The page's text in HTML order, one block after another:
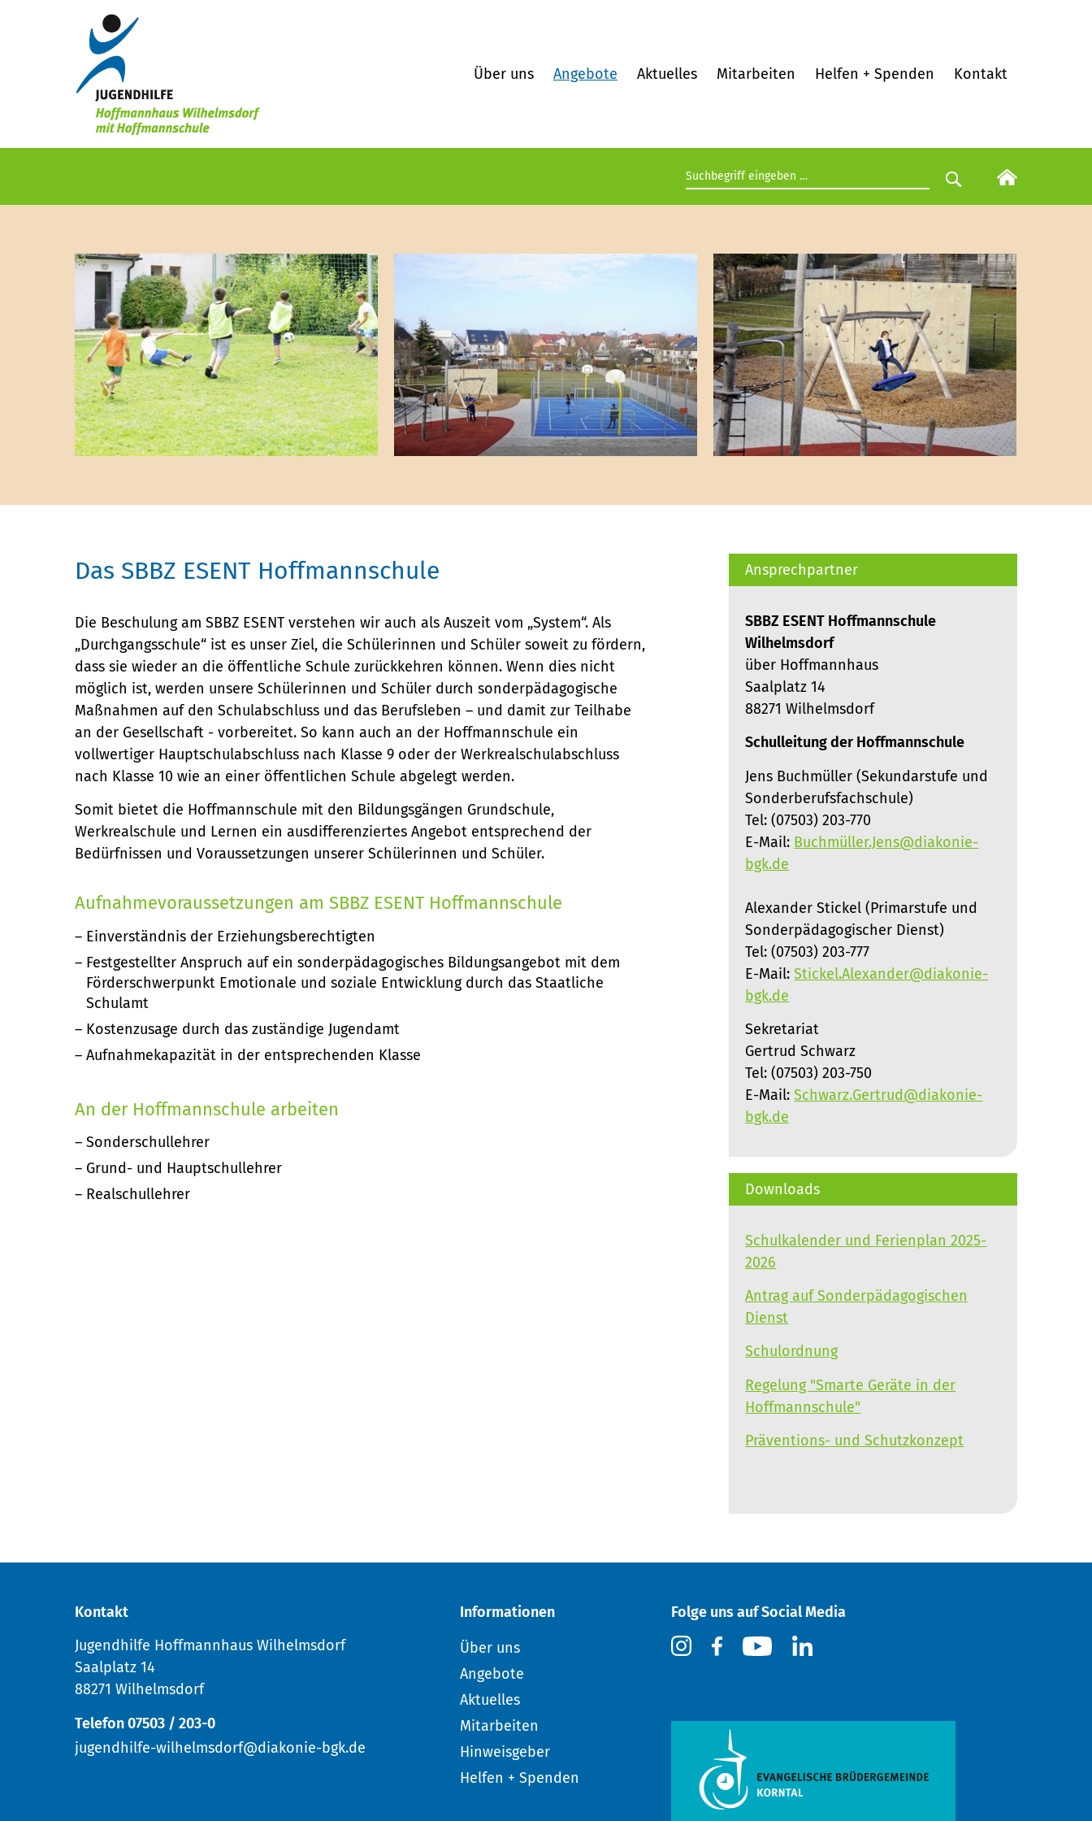
Über uns Angebote Aktuelles Mitarbeiten Helfen + Spenden Kontakt
Suchbegriff eingeben
Suche starten
Das SBBZ ESENT Hoffmannschule
Die Beschulung am SBBZ ESENT verstehen wir auch als Auszeit vom „System“. Als
„Durchgangsschule“ ist es unser Ziel, die Schülerinnen und Schüler soweit zu fördern,
dass sie wieder an die öffentliche Schule zurückkehren können. Wenn dies nicht
möglich ist, werden unsere Schülerinnen und Schüler durch sonderpädagogische
Maßnahmen auf den Schulabschluss und das Berufsleben – und damit zur Teilhabe
an der Gesellschaft - vorbereitet. So kann auch an der Hoffmannschule ein
vollwertiger Hauptschulabschluss nach Klasse 9 oder der Werkrealschulabschluss
nach Klasse 10 wie an einer öffentlichen Schule abgelegt werden.
Somit bietet die Hoffmannschule mit den Bildungsgängen Grundschule,
Werkrealschule und Lernen ein ausdifferenziertes Angebot entsprechend der
Bedürfnissen und Voraussetzungen unserer Schülerinnen und Schüler.
Aufnahmevoraussetzungen am SBBZ ESENT Hoffmannschule
Einverständnis der Erziehungsberechtigten
Festgestellter Anspruch auf ein sonderpädagogisches Bildungsangebot mit dem
Förderschwerpunkt Emotionale und soziale Entwicklung durch das Staatliche
Schulamt
Kostenzusage durch das zuständige Jugendamt
Aufnahmekapazität in der entsprechenden Klasse
An der Hoffmannschule arbeiten
Sonderschullehrer
Grund- und Hauptschullehrer
Realschullehrer
Ansprechpartner
SBBZ ESENT Hoffmannschule
Wilhelmsdorf
über Hoffmannhaus
Saalplatz 14
88271 Wilhelmsdorf
Schulleitung der Hoffmannschule
Jens Buchmüller (Sekundarstufe und
Sonderberufsfachschule)
Tel: (07503) 203-770
E-Mail: Buchmüller.Jens@diakonie-
bgk.de
Alexander Stickel (Primarstufe und
Sonderpädagogischer Dienst)
Tel: (07503) 203-777
E-Mail:Stickel.Alexander@diakonie-
bgk.de
Sekretariat
Gertrud Schwarz
Tel: (07503) 203-750
E-Mail:Schwarz.Gertrud@diakonie-
bgk.de
Downloads
Schulkalender und Ferienplan 2025-
2026
Antrag auf Sonderpädagogischen
Dienst
Schulordnung
Regelung "Smarte Geräte in der
Hoffmannschule"
Präventions- und Schutzkonzept
Kontakt
Jugendhilfe Hoffmannhaus Wilhelmsdorf
Saalplatz 14
88271 Wilhelmsdorf
Telefon 07503 / 203-0
jugendhilfe-wilhelmsdorf@diakonie-bgk.de
Informationen
Über uns
Angebote
Aktuelles
Mitarbeiten
Hinweisgeber
Helfen + Spenden
Folge uns auf Social Media